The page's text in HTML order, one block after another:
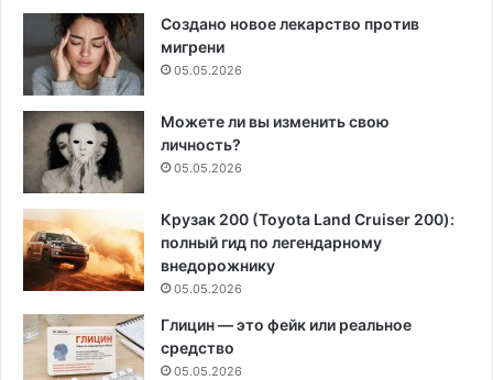
Создано новое лекарство против
мигрени
05.05.2026
Можете ли вы изменить свою
личность?
05.05.2026
Крузак 200 (Toyota Land Cruiser 200):
полный гид по легендарному
внедорожнику
05.05.2026
Глицин — это фейк или реальное
средство
05.05.2026